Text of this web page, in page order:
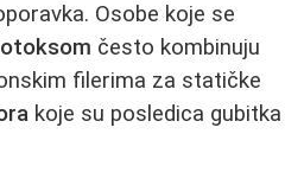
Osobe koje se
često kombinuju
filerima za statičke
koje su posledica gubitka